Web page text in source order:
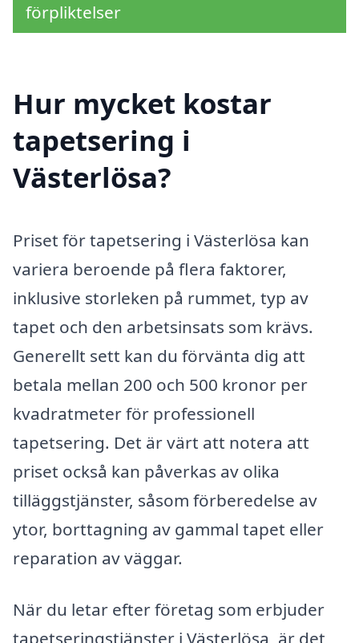
förpliktelser
Hur mycket kostar
tapetsering i
Västerlösa?
Priset för tapetsering i Västerlösa kan
variera beroende på flera faktorer,
inklusive storleken på rummet, typ av
tapet och den arbetsinsats som krävs.
Generellt sett kan du förvänta dig att
betala mellan 200 och 500 kronor per
kvadratmeter för professionell
tapetsering. Det är värt att notera att
priset också kan påverkas av olika
tilläggstjänster, såsom förberedelse av
ytor, borttagning av gammal tapet eller
reparation av väggar.
När du letar efter företag som erbjuder
tapetseringstjänster i Västerlösa, är det